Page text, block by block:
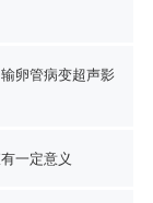
卵管病变超声影
一定意义